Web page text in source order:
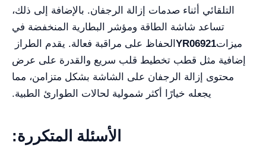
التلقائي أثناء صدمات إزالة الرجفان. بالإضافة إلى ذلك،
تساعد شاشة الطاقة ومؤشر البطارية المنخفضة في
الحفاظ على مراقبة فعالة. يقدم الطراز YR06921ميزات
إضافية مثل قطب تخطيط قلب سريع والقدرة على عرض
محتوى إزالة الرجفان على الشاشة بشكل متزامن، مما
يجعله خيارًا أكثر شمولية لحالات الطوارئ الطبية.
الأسئلة المتكررة: